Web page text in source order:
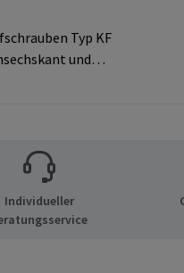
Typ KF
und
der Heide 8
Deutschland
Individueller